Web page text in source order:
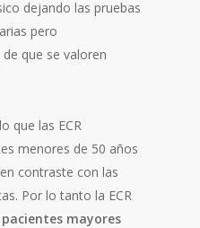
dejando las pruebas
pero
que se valoren
que las ECR
menores de 50 años
contraste con las
Por lo tanto la ECR
pacientes mayores